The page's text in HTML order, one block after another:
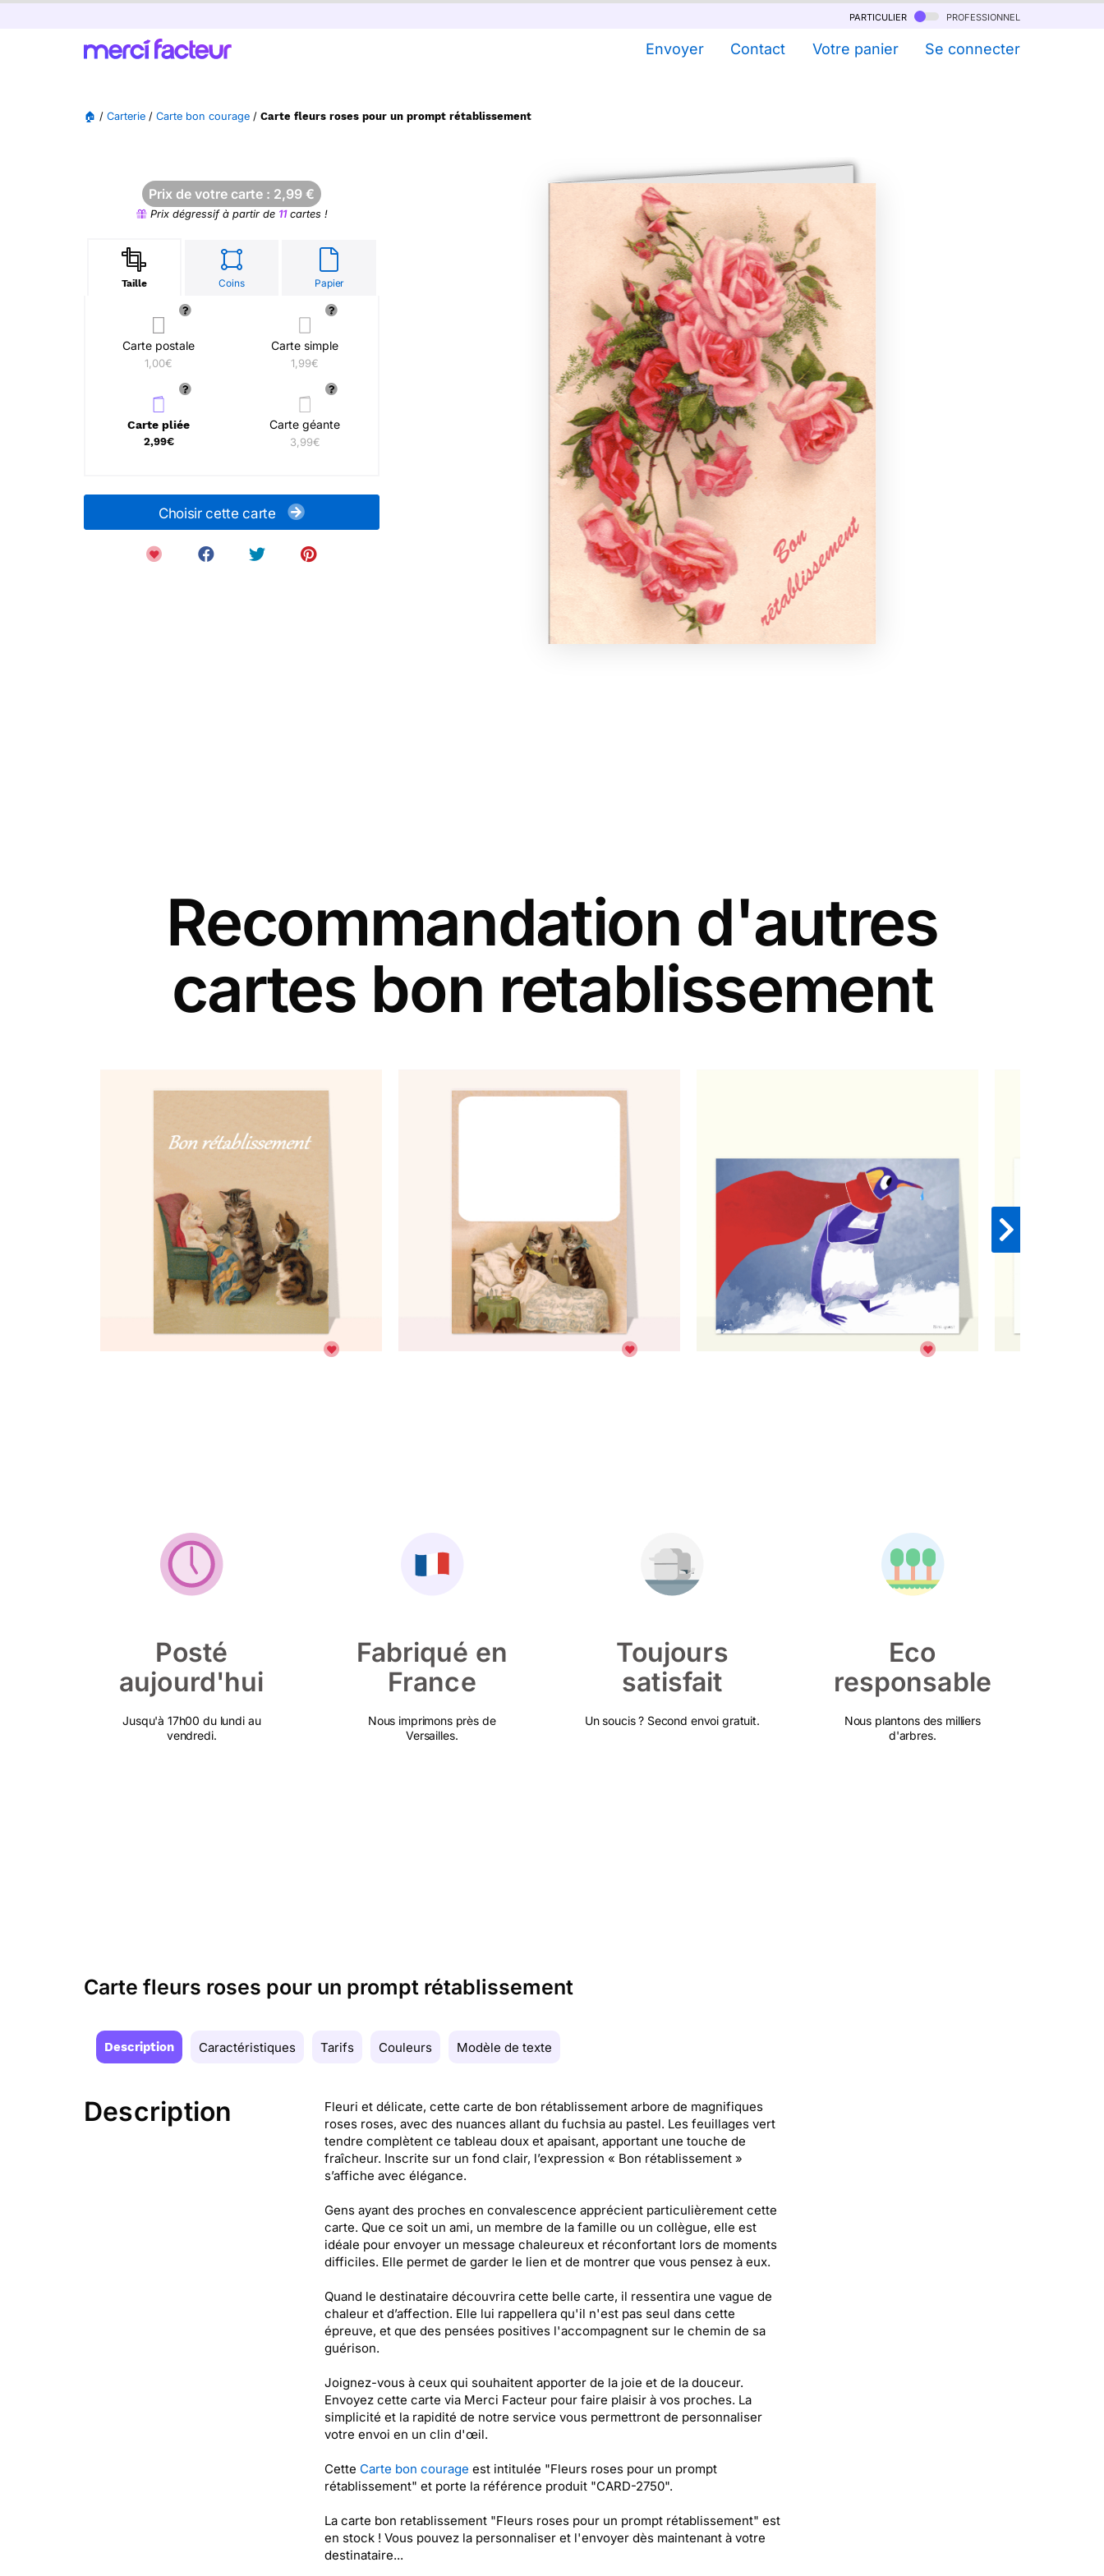
particulier professionnel
Envoyer Contact Votre panier Se connecter
🏠 / Carterie / Carte bon courage / Carte fleurs roses pour un prompt rétablissement
Prix de votre carte : 2,99 €
Prix dégressif à partir de 11cartes !
Taille Coins Papier
Carte postale
1,00€
Carte simple
1,99€
Carte pliée
2,99€
Carte géante
3,99€
Choisir cette carte
Recommandation d'autres
cartes bon retablissement
Posté
aujourd'hui
Jusqu'à 17h00 du lundi au
vendredi.
Fabriqué en
France
Nous imprimons près de
Versailles.
Toujours
satisfait
Un soucis ? Second envoi gratuit.
Eco
responsable
Nous plantons des milliers
d'arbres.
Carte fleurs roses pour un prompt rétablissement
Description Caractéristiques Tarifs Couleurs Modèle de texte
Description
Fleuri et délicate, cette carte de bon rétablissement arbore de magnifiques
roses roses, avec des nuances allant du fuchsia au pastel. Les feuillages vert
tendre complètent ce tableau doux et apaisant, apportant une touche de
fraîcheur. Inscrite sur un fond clair, l’expression « Bon rétablissement »
s’affiche avec élégance.
Gens ayant des proches en convalescence apprécient particulièrement cette
carte. Que ce soit un ami, un membre de la famille ou un collègue, elle est
idéale pour envoyer un message chaleureux et réconfortant lors de moments
difficiles. Elle permet de garder le lien et de montrer que vous pensez à eux.
Quand le destinataire découvrira cette belle carte, il ressentira une vague de
chaleur et d’affection. Elle lui rappellera qu'il n'est pas seul dans cette
épreuve, et que des pensées positives l'accompagnent sur le chemin de sa
guérison.
Joignez-vous à ceux qui souhaitent apporter de la joie et de la douceur.
Envoyez cette carte via Merci Facteur pour faire plaisir à vos proches. La
simplicité et la rapidité de notre service vous permettront de personnaliser
votre envoi en un clin d'œil.
Cette Carte bon courage est intitulée "Fleurs roses pour un prompt
rétablissement" et porte la référence produit "CARD-2750".
La carte bon retablissement "Fleurs roses pour un prompt rétablissement" est
en stock ! Vous pouvez la personnaliser et l'envoyer dès maintenant à votre
destinataire...